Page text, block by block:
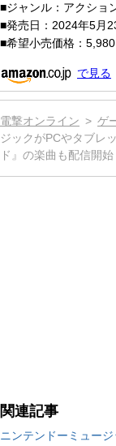
ジャンル： アクショ
発売日： 2024年5月
希望小売価格：
で見る
電撃オンライン ゲ
ジックがPCやタブレ
ド』の楽曲も配信開
関連記事
ニンテンドーミュー